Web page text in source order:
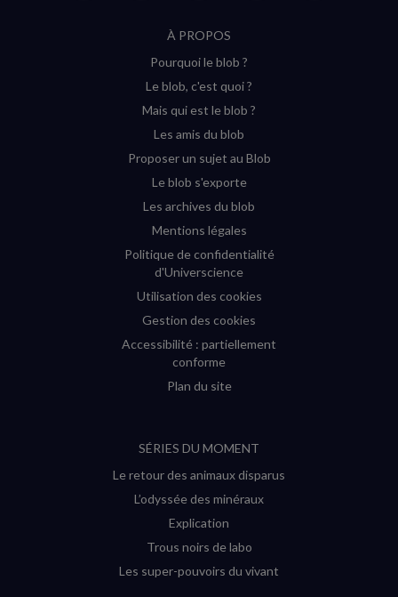
Instagram
(nouvelle
sur
Facebook
(nouvelle
À PROPOS
Pourquoi le blob ?
Le blob, c'est quoi ?
Mais qui est le blob ?
Les amis du blob
Proposer un sujet au Blob
Le blob s'exporte
Les archives du blob
Mentions légales
Politique de confidentialité
d'Universcience
Utilisation des cookies
Gestion des cookies
Accessibilité : partiellement
conforme
Plan du site
SÉRIES DU MOMENT
Le retour des animaux disparus
L’odyssée des minéraux
Explication
Trous noirs de labo
Les super-pouvoirs du vivant